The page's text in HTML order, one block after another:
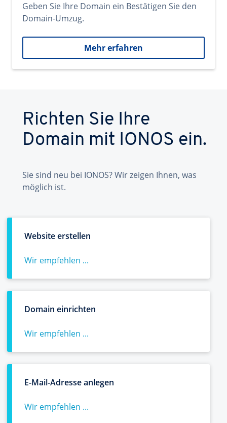
Geben Sie Ihre Domain ein Bestätigen Sie den
Domain-Umzug.
Mehr erfahren
Richten Sie Ihre
Domain mit IONOS ein.
Sie sind neu bei IONOS? Wir zeigen Ihnen, was
möglich ist.
Website erstellen
Wir empfehlen ...
Domain einrichten
Wir empfehlen ...
E-Mail-Adresse anlegen
Wir empfehlen ...